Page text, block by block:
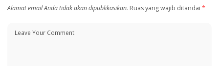
Alamat email Anda tidak akan dipublikasikan. Ruas yang wajib ditandai *